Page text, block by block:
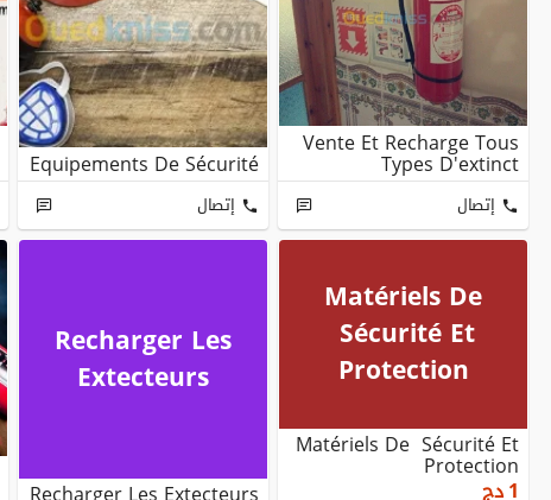
Vente Et Recharge Tous
Types D'extinct
إتصال
Equipements De Sécurité
إتصال
Matériels De
Sécurité Et
Protection
Matériels De Sécurité Et
Protection
1دج
Recharger Les
Extecteurs